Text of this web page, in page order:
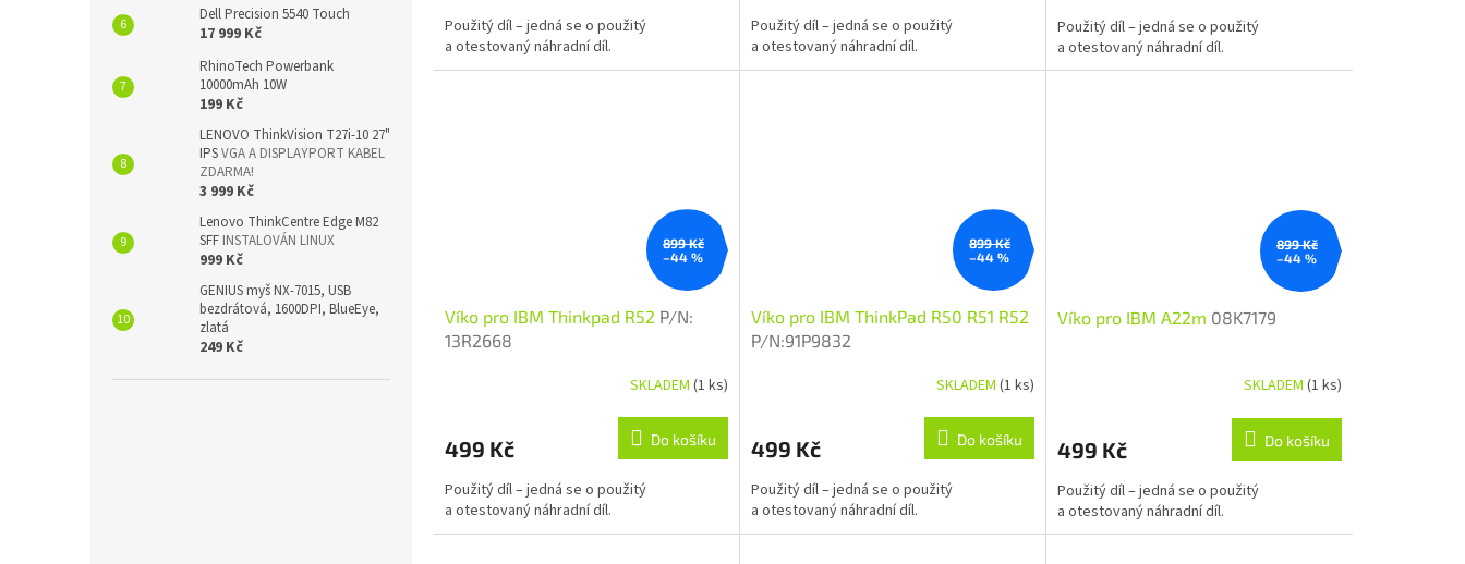
Dell Precision 5540 Touch
17 999 Kč
RhinoTech Powerbank
10000mAh 10W
199 Kč
LENOVO ThinkVision T27i-10 27"
IPSVGA A DISPLAYPORT KABEL
ZDARMA!
3 999 Kč
Lenovo ThinkCentre Edge M82
SFF INSTALOVÁN LINUX
999 Kč
GENIUS myš NX-7015, USB
bezdrátová, 1600DPI, BlueEye,
zlatá
249 Kč
Použitý díl – jedná se o použitý
a otestovaný náhradní díl.
Použitý díl – jedná se o použitý
a otestovaný náhradní díl.
Použitý díl – jedná se o použitý
a otestovaný náhradní díl.
899 Kč
–44 %
Víko pro IBM Thinkpad R52 P/N:
13R2668
SKLADEM (1 ks)
499 Kč Do košíku
Použitý díl – jedná se o použitý
a otestovaný náhradní díl.
899 Kč
–44 %
Víko pro IBM ThinkPad R50 R51 R52
P/N:91P9832
SKLADEM (1 ks)
499 Kč Do košíku
Použitý díl – jedná se o použitý
a otestovaný náhradní díl.
899 Kč
–44 %
Víko pro IBM A22m 08K7179
SKLADEM (1 ks)
499 Kč Do košíku
Použitý díl – jedná se o použitý
a otestovaný náhradní díl.